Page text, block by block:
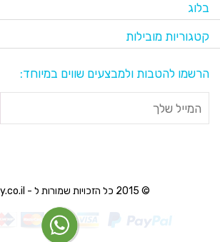
בלוג
קטגוריות מובילות
הרשמו להטבות ולמבצעים שווים במיוחד:
© 2015 כל הזכויות שמורות ל - sweety.co.il